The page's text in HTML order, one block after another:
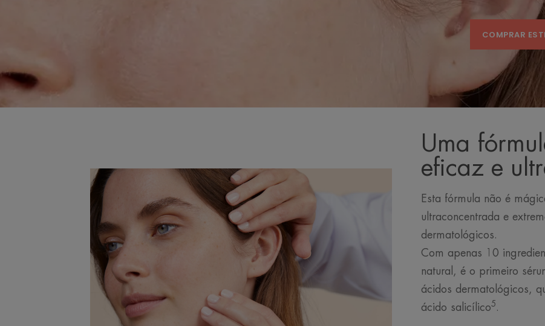
COMPRAR
Uma
eficaz e
Esta fórmula não é
ultraconcentrada e
dermatológicos.
Com apenas 10
natural, é o primeiro
ácidos dermatológicos,
ácido salicílico5 .